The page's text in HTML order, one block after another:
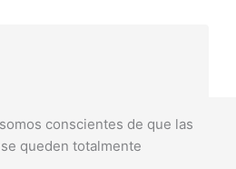
conscientes de que las
queden totalmente